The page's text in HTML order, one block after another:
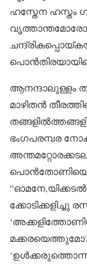
ഹസ്തേന ഹസ്തം
ആനന്ദാലുള്ളം
മാഴിതൻ
ഭംഗപരമ്പര
ക്കോടിക്കളിച്ചു